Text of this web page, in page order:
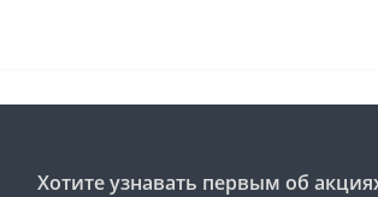
Хотите узнавать первым об